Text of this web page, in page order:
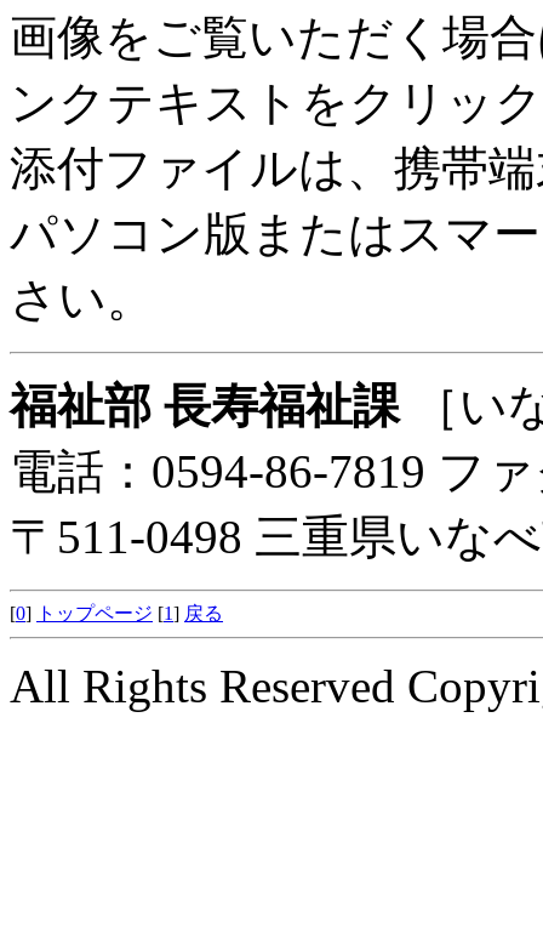
画像をご覧いただく場
ンクテキストをクリッ
添付ファイルは、携帯
パソコン版またはスマ
さい。
福祉部 長寿福祉課［い
電話：0594-86-7819 フ
〒511-0498 三重県いな
[0] トップページ [1] 戻る
All Rights Reserved